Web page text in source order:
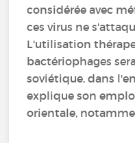
considérée avec
ces virus ne
L'utilisation
bactériophages
soviétique, dans
explique son
orientale,